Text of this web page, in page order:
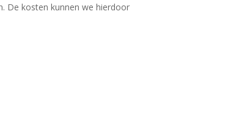
De kosten kunnen we hierdoor